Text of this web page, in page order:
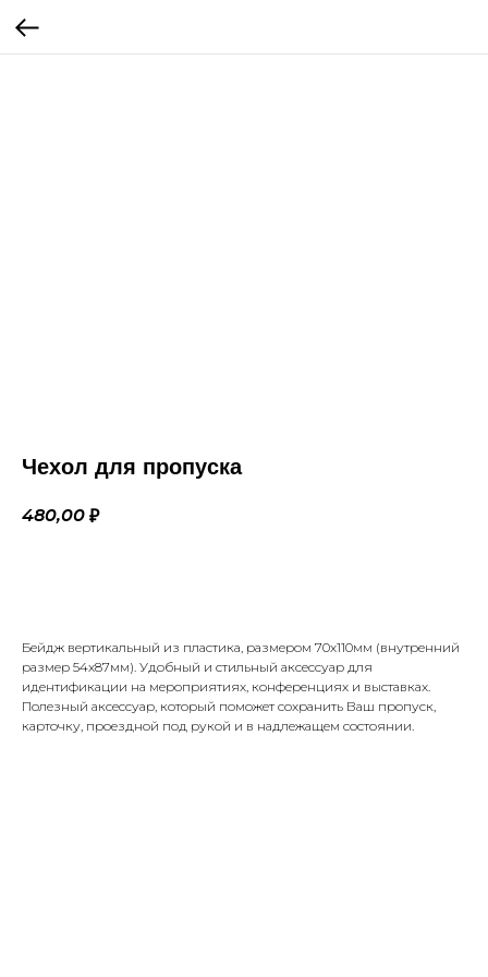
Чехол для пропуска
480,00 ₽
Бейдж вертикальный из пластика, размером 70х110мм (внутренний
размер 54х87мм). Удобный и стильный аксессуар для
идентификации на мероприятиях, конференциях и выставках.
Полезный аксессуар, который поможет сохранить Ваш пропуск,
карточку, проездной под рукой и в надлежащем состоянии.